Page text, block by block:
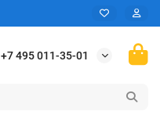
+7 495 011-35-01